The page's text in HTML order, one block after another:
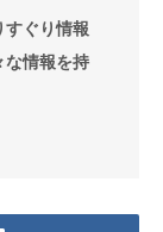
ぐり情報
な情報を持